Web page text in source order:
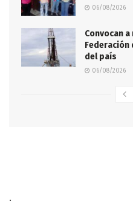
06/08/2026
Convocan
del país
06/08/2026
.